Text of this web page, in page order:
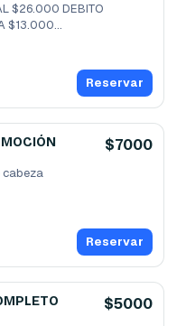
$26.000 DEBITO
$13.000...
Reservar
$7000
cabeza
Reservar
$5000